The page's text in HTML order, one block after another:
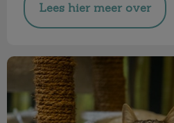
Lees hier meer over
Kattenpension Castor gesloten